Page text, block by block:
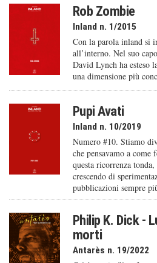
Rob Zombie
Inland n. 1/2015
Con la parola inland si
all’interno. Nel suo
David Lynch ha esteso
una dimensione più
Pupi Avati
Inland n. 10/2019
Numero #10. Stiamo
che pensavamo a come
questa ricorrenza
crescendo di
pubblicazioni sempre
Philip K. Dick -
morti
Antarès n. 19/2022